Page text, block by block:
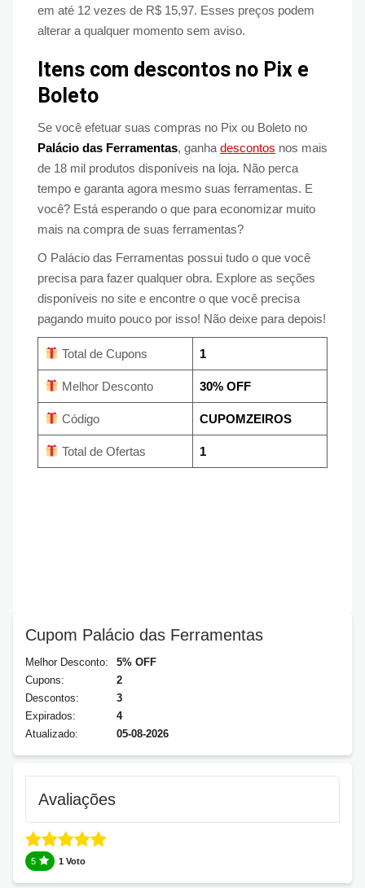
em até 12 vezes de R$ 15,97. Esses preços podem
alterar a qualquer momento sem aviso.
Itens com descontos no Pix e
Boleto
Se você efetuar suas compras no Pix ou Boleto no
Palácio das Ferramentas, ganha descontos nos mais
de 18 mil produtos disponíveis na loja. Não perca
tempo e garanta agora mesmo suas ferramentas. E
você? Está esperando o que para economizar muito
mais na compra de suas ferramentas?
O Palácio das Ferramentas possui tudo o que você
precisa para fazer qualquer obra. Explore as seções
disponíveis no site e encontre o que você precisa
pagando muito pouco por isso! Não deixe para depois!
Total de Cupons 1
Melhor Desconto 30% OFF
Código CUPOMZEIROS
Total de Ofertas 1
Cupom Palácio das Ferramentas
Melhor Desconto:
5% OFF
Cupons:
2
Descontos:
3
Expirados:
4
Atualizado:
05-08-2026
Avaliações
5 1 Voto